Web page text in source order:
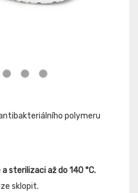
polymeru
sterilizaci až do 140 °C.
sklopit.